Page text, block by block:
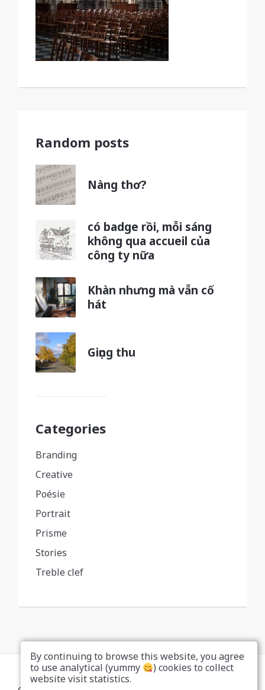
Random posts
Nàng thơ?
có badge rồi, mỗi sáng
không qua accueil của
công ty nữa
Khàn nhưng mà vẫn cố
hát
Giọng thu
Categories
Branding
Creative
Poésie
Portrait
Prisme
Stories
Treble clef
By continuing to browse this website, you agree
to use analytical (yummy
) cookies to collect
website visit statistics.